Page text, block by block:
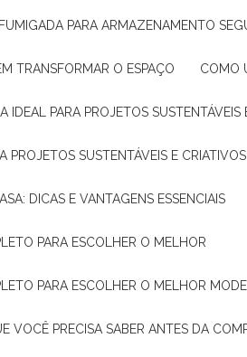
PARA ARMAZENAMENTO
TRANSFORMAR O ESPAÇO
IDEAL PARA PROJETOS SUSTENTÁVEIS
PROJETOS SUSTENTÁVEIS E CRIATIVOS
DICAS E VANTAGENS ESSENCIAIS
PARA ESCOLHER O MELHOR
PARA ESCOLHER O MELHOR
VOCÊ PRECISA SABER ANTES DA